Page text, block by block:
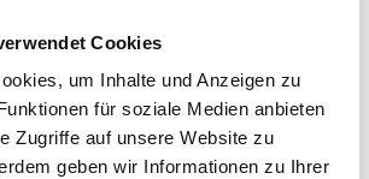
Cookies
um Inhalte und Anzeigen zu
für soziale Medien anbieten
Zugriffe auf unsere Website zu
geben wir Informationen zu Ihrer
Ihnen, auf welche Weise wir
die unsere Reisen auf die
lokaler Gemeinschaften und
Planeten haben,
schenken.